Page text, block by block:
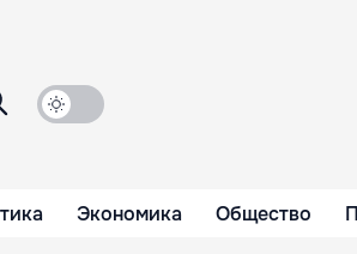
Экономика Общество